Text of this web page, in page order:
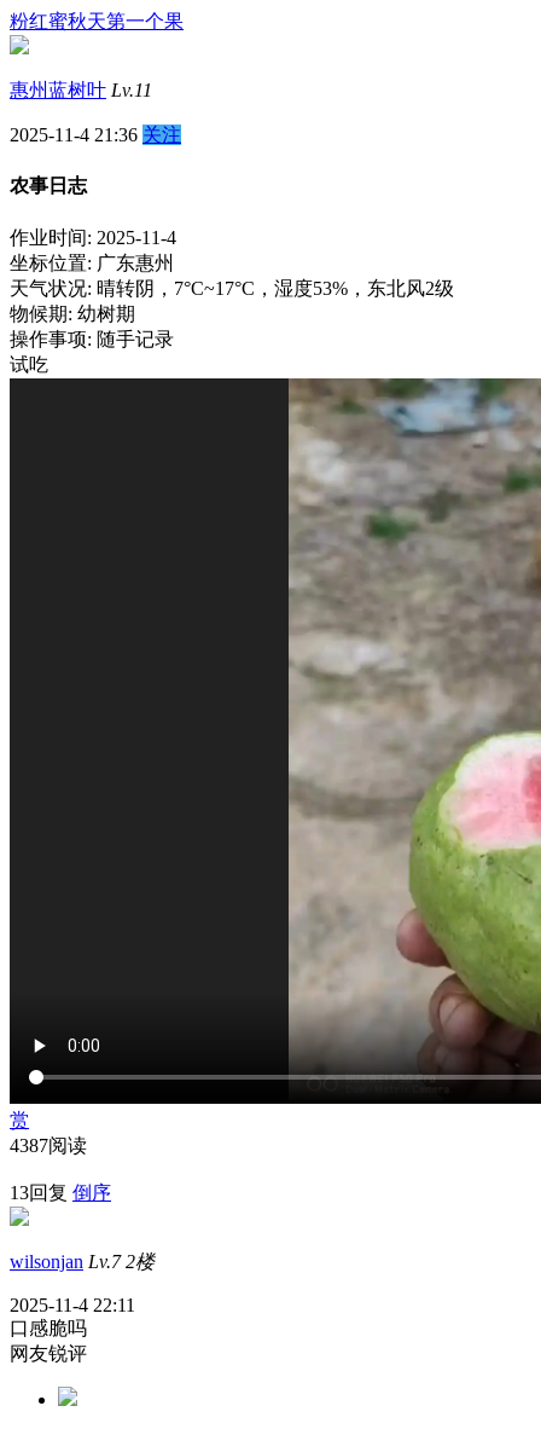
粉红蜜秋天第一个果
惠州蓝树叶 Lv.11
2025-11-4 21:36 关注
农事日志
作业时间: 2025-11-4
坐标位置: 广东惠州
天气状况: 晴转阴，7°C~17°C，湿度53%，东北风2级
物候期: 幼树期
操作事项: 随手记录
试吃
赏
4387阅读
13回复 倒序
wilsonjan Lv.7 2楼
2025-11-4 22:11
口感脆吗
网友锐评